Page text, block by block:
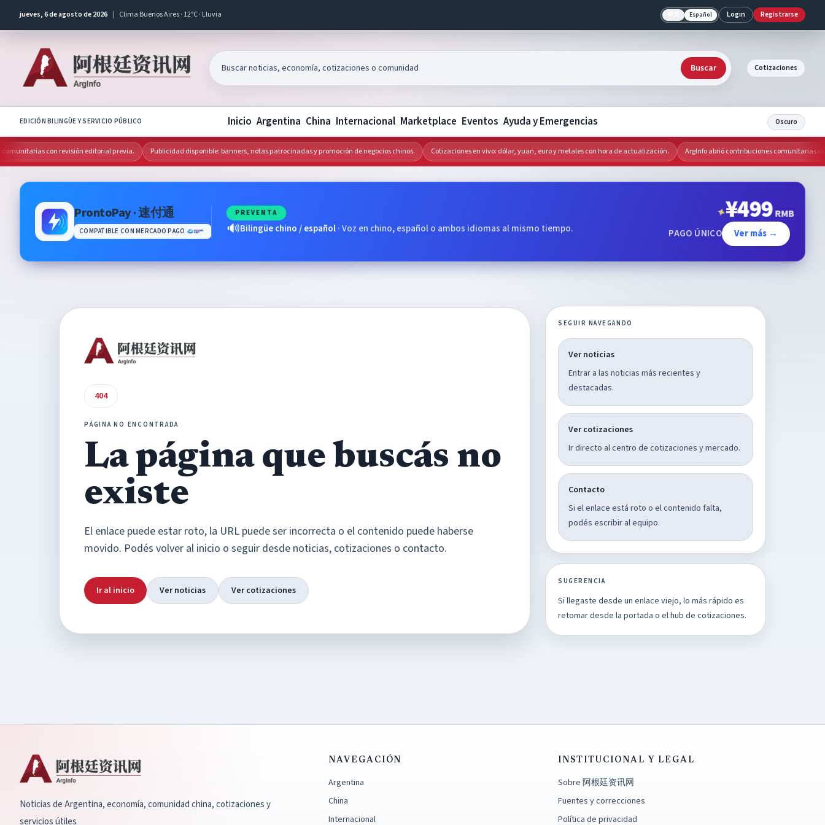
jueves, 6 de agosto de 2026 | Clima Buenos Aires · 12°C · Lluvia Español Login Registrarse
Buscar Cotizaciones
EDICIÓN BILINGÜE Y SERVICIO PÚBLICO Inicio Argentina China Internacional Marketplace Eventos Ayuda y Emergencias Oscuro
con revisión editorial previa. Publicidad disponible: banners, notas patrocinadas y promoción de negocios chinos. Cotizaciones en vivo: dólar, yuan, euro y metales con hora de actualización. ArgInfo abrió contribuciones comunitarias con
ProntoPay · 速付通
COMPATIBLE CON MERCADO PAGO
PREVENTA
🔊Bilingüe chino / español·Voz en chino, español o ambos idiomas al mismo tiempo.
✦¥499 RMB
PAGO ÚNICO Ver más →
404
PÁGINA NO ENCONTRADA
La página que buscás no
existe
El enlace puede estar roto, la URL puede ser incorrecta o el contenido puede haberse
movido. Podés volver al inicio o seguir desde noticias, cotizaciones o contacto.
Ir al inicio Ver noticias Ver cotizaciones
SEGUIR NAVEGANDO
Ver noticias
Entrar a las noticias más recientes y
destacadas.
Ver cotizaciones
Ir directo al centro de cotizaciones y mercado.
Contacto
Si el enlace está roto o el contenido falta,
podés escribir al equipo.
SUGERENCIA
Si llegaste desde un enlace viejo, lo más rápido es
retomar desde la portada o el hub de cotizaciones.
Noticias de Argentina, economía, comunidad china, cotizaciones y
servicios útiles
NAVEGACIÓN
Argentina
China
Internacional
INSTITUCIONAL Y LEGAL
Sobre 阿根廷资讯网
Fuentes y correcciones
Política de privacidad